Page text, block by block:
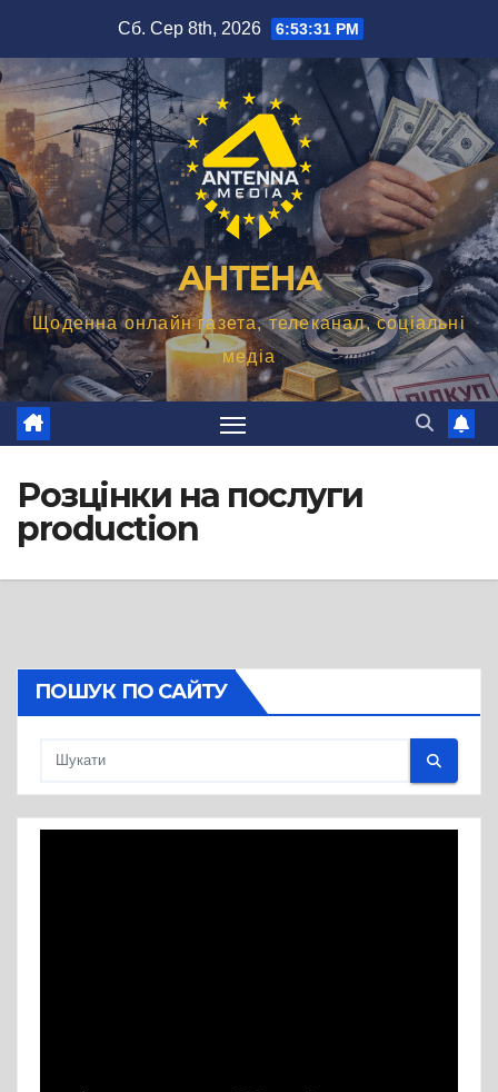
вмісту
Сб. Сер 8th, 2026 6:53:32 PM
АНТЕНА
Щоденна онлайн газета, телеканал, соціальні
медіа
Розцінки на послуги
production
ПОШУК ПО САЙТУ